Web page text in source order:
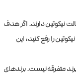
نیکوتین دارند. اگر هدف
را رفع کنید، این
متفرقه نیست. برندهای